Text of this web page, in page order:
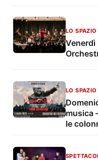
LO
Venerdì
LO
Domenica 5
musica
le